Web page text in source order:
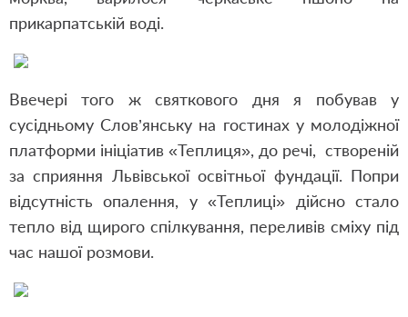
прикарпатській воді.
Ввечері того ж святкового дня я побував у
сусідньому Слов’янську на гостинах у молодіжної
платформи ініціатив «Теплиця», до речі, створеній
за сприяння Львівської освітньої фундації. Попри
відсутність опалення, у «Теплиці» дійсно стало
тепло від щирого спілкування, переливів сміху під
час нашої розмови.